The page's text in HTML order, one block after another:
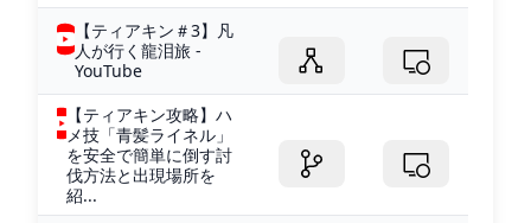
【ティアキン＃3】凡
人が行く龍泪旅 -
YouTube
【ティアキン攻略】ハ
メ技「青髪ライネル」
を安全で簡単に倒す討
伐方法と出現場所を
紹...